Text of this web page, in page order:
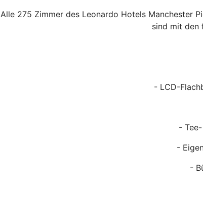
Alle 275 Zimmer des Leonardo Hotels Manchester
sind mit den
- LCD-
-
-
-